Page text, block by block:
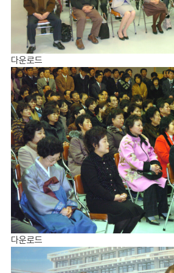
다운로드
다운로드